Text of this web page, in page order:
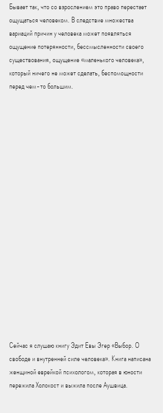
Бывает так, что со взрослением это право перестает
ощущаться человеком. В следствие множества
вариаций причин у человека может появляться
ощущение потерянности, бессмысленности своего
существования, ощущение «маленького человека»,
который ничего не может сделать, беспомощности
перед чем-то большим.
Сейчас я слушаю книгу Эдит Евы Эгер «Выбор. О
свободе и внутренней силе человека». Книга написана
женщиной еврейкой психологом, которая в юности
пережила Холокост и выжила после Аушвица.